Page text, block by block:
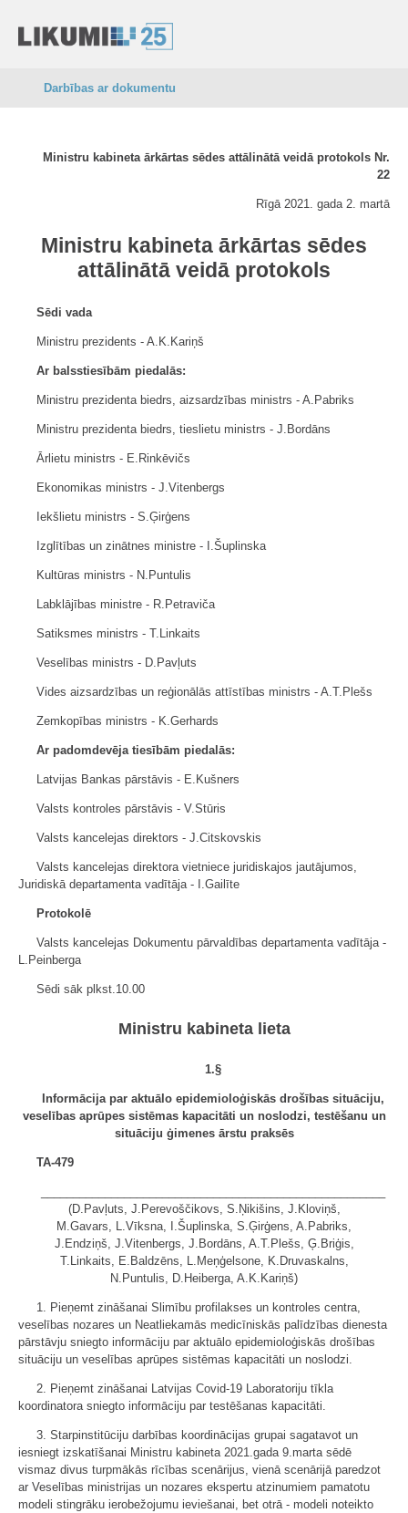
Darbības ar dokumentu
Ministru kabineta ārkārtas sēdes attālinātā veidā protokols Nr.
22
Rīgā 2021. gada 2. martā
Ministru kabineta ārkārtas sēdes
attālinātā veidā protokols
Sēdi vada
Ministru prezidents - A.K.Kariņš
Ar balsstiesībām piedalās:
Ministru prezidenta biedrs, aizsardzības ministrs - A.Pabriks
Ministru prezidenta biedrs, tieslietu ministrs - J.Bordāns
Ārlietu ministrs - E.Rinkēvičs
Ekonomikas ministrs - J.Vitenbergs
Iekšlietu ministrs - S.Ģirģens
Izglītības un zinātnes ministre - I.Šuplinska
Kultūras ministrs - N.Puntulis
Labklājības ministre - R.Petraviča
Satiksmes ministrs - T.Linkaits
Veselības ministrs - D.Pavļuts
Vides aizsardzības un reģionālās attīstības ministrs - A.T.Plešs
Zemkopības ministrs - K.Gerhards
Ar padomdevēja tiesībām piedalās:
Latvijas Bankas pārstāvis - E.Kušners
Valsts kontroles pārstāvis - V.Stūris
Valsts kancelejas direktors - J.Citskovskis
Valsts kancelejas direktora vietniece juridiskajos jautājumos,
Juridiskā departamenta vadītāja - I.Gailīte
Protokolē
Valsts kancelejas Dokumentu pārvaldības departamenta vadītāja -
L.Peinberga
Sēdi sāk plkst.10.00
Ministru kabineta lieta
1.§
Informācija par aktuālo epidemioloģiskās drošības situāciju,
veselības aprūpes sistēmas kapacitāti un noslodzi, testēšanu un
situāciju ģimenes ārstu praksēs
TA-479
(D.Pavļuts, J.Perevoščikovs, S.Ņikišins, J.Kloviņš,
M.Gavars, L.Vīksna, I.Šuplinska, S.Ģirģens, A.Pabriks,
J.Endziņš, J.Vitenbergs, J.Bordāns, A.T.Plešs, Ģ.Briģis,
T.Linkaits, E.Baldzēns, L.Meņģelsone, K.Druvaskalns,
N.Puntulis, D.Heiberga, A.K.Kariņš)
1. Pieņemt zināšanai Slimību profilakses un kontroles centra,
veselības nozares un Neatliekamās medicīniskās palīdzības dienesta
pārstāvju sniegto informāciju par aktuālo epidemioloģiskās drošības
situāciju un veselības aprūpes sistēmas kapacitāti un noslodzi.
2. Pieņemt zināšanai Latvijas Covid-19 Laboratoriju tīkla
koordinatora sniegto informāciju par testēšanas kapacitāti.
3. Starpinstitūciju darbības koordinācijas grupai sagatavot un
iesniegt izskatīšanai Ministru kabineta 2021.gada 9.marta sēdē
vismaz divus turpmākās rīcības scenārijus, vienā scenārijā paredzot
ar Veselības ministrijas un nozares ekspertu atzinumiem pamatotu
modeli stingrāku ierobežojumu ieviešanai, bet otrā - modeli noteikto